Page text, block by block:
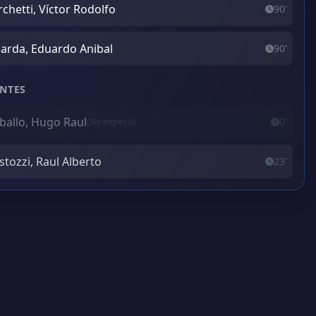
Víctor Rodolfo 90'
Eduardo Anibal 90'
Hugo Raul(No ingresó) 0'
Raul Alberto 23'